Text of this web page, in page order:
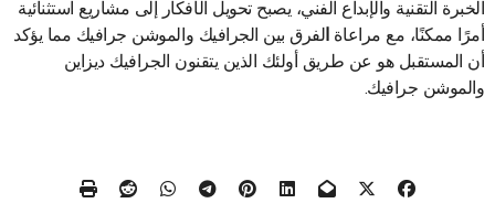
الخبرة التقنية والإبداع الفني، يصبح تحويل الأفكار إلى مشاريع استثنائية
أمرًا ممكنًا، مع مراعاةالفرق بين الجرافيك والموشن جرافيك مما يؤكد
أن المستقبل هو عن طريق أولئك الذين يتقنون الجرافيك ديزاين
والموشن جرافيك.